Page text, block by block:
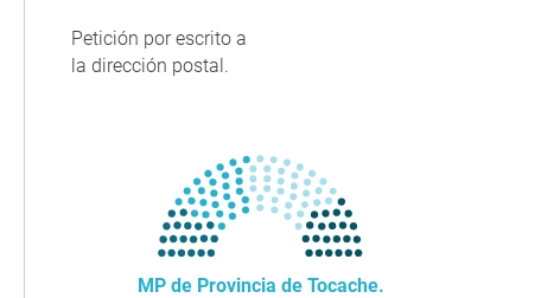
Petición por escrito a
la dirección postal.
MP de Provincia de Tocache.